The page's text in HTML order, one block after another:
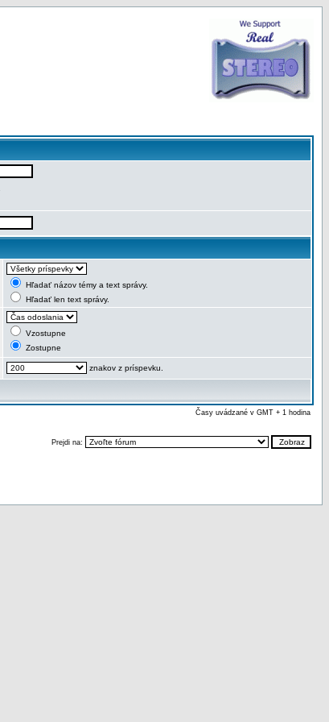
Hľadať názov témy a text správy.
Hľadať len text správy.
Vzostupne
Zostupne
znakov z príspevku.
Časy uvádzané v GMT + 1 hodina
Prejdi na: